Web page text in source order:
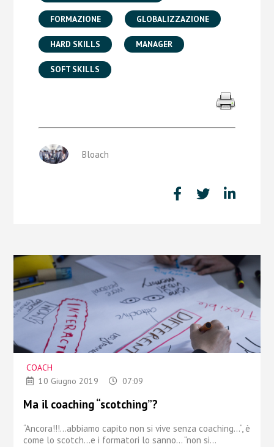
FORMAZIONE GLOBALIZZAZIONE
HARD SKILLS MANAGER
SOFT SKILLS
Bloach
COACH
10 Giugno 2019
07:09
Ma il coaching “scotching”?
“Ancora!!!...abbiamo capito non si vive senza coaching...“, è
come lo scotch…e i formatori lo sanno… “non si...